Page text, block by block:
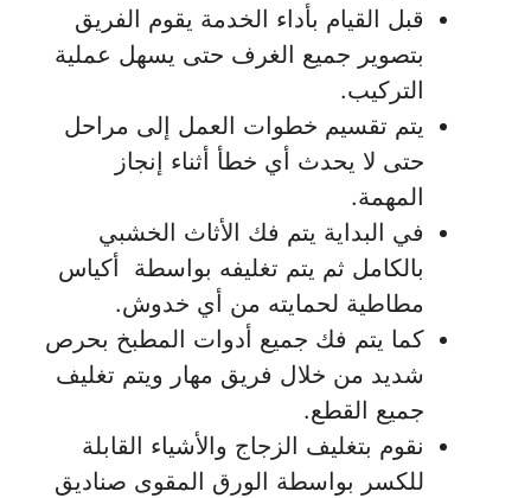
قبل القيام بأداء الخدمة يقوم الفريق
بتصوير جميع الغرف حتى يسهل عملية
التركيب.
يتم تقسيم خطوات العمل إلى مراحل
حتى لا يحدث أي خطأ أثناء إنجاز
المهمة.
في البداية يتم فك الأثاث الخشبي
بالكامل ثم يتم تغليفه بواسطة أكياس
مطاطية لحمايته من أي خدوش.
كما يتم فك جميع أدوات المطبخ بحرص
شديد من خلال فريق مهار ويتم تغليف
جميع القطع.
نقوم بتغليف الزجاج والأشياء القابلة
للكسر بواسطة الورق المقوى صناديق